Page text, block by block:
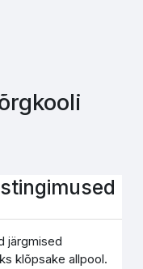
järgmised
klõpsake allpool.